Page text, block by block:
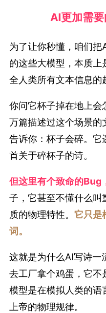
AI更加需
为了让你秒懂，咱们
的这些大模型，本质
全人类所有文本信息的
你问它杯子掉在地上
万篇描述过这个场景
告诉你：杯子会碎。
首关于碎杯子的诗。
但这里有个致命的Bug
子，它甚至不懂什么
质的物理特性。它只是
词。
这就是为什么AI写诗一
去工厂拿个鸡蛋，它
模型是在模拟人类的
上帝的物理规律。